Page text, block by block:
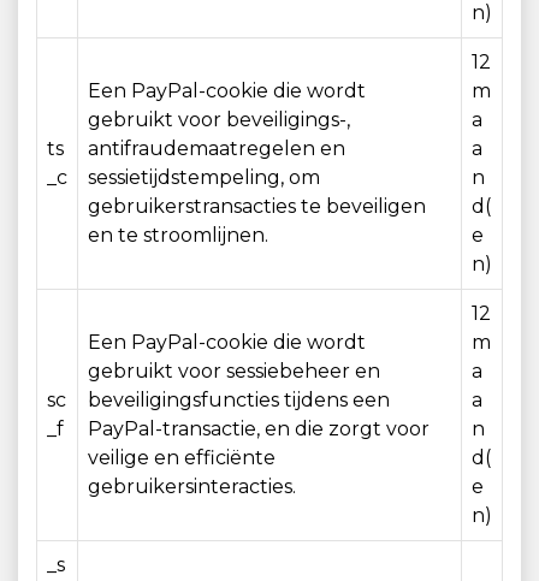
n)
ts
_c
Een PayPal-cookie die wordt
gebruikt voor beveiligings-,
antifraudemaatregelen en
sessietijdstempeling, om
gebruikerstransacties te beveiligen
en te stroomlijnen.
12
m
a
a
n
d(
e
n)
sc
_f
Een PayPal-cookie die wordt
gebruikt voor sessiebeheer en
beveiligingsfuncties tijdens een
PayPal-transactie, en die zorgt voor
veilige en efficiënte
gebruikersinteracties.
12
m
a
a
n
d(
e
n)
_s